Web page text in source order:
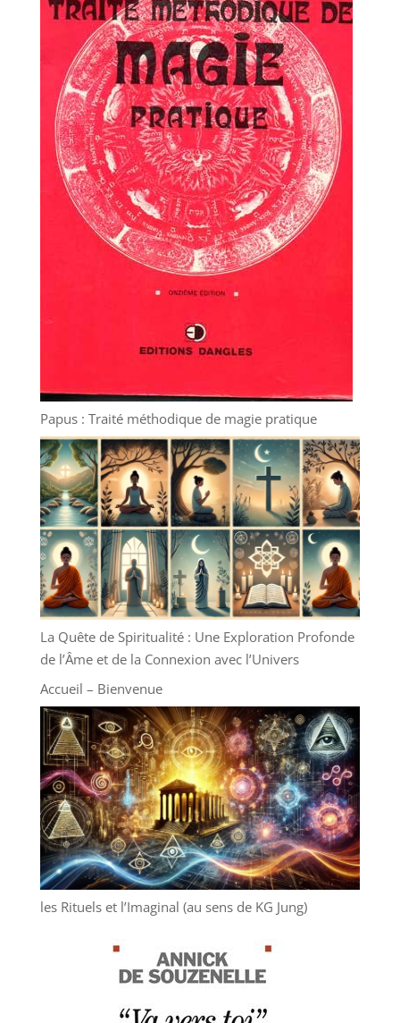
Papus : Traité méthodique de magie pratique
La Quête de Spiritualité : Une Exploration Profonde
de l’Âme et de la Connexion avec l’Univers
Accueil – Bienvenue
les Rituels et l’Imaginal (au sens de KG Jung)